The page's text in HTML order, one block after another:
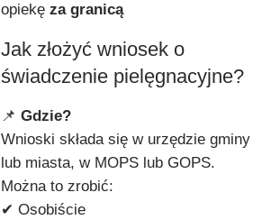
opiekę za granicą
Jak złożyć wniosek o
świadczenie pielęgnacyjne?
📌 Gdzie?
Wnioski składa się w urzędzie gminy
lub miasta, w MOPS lub GOPS.
Można to zrobić:
✔ Osobiście